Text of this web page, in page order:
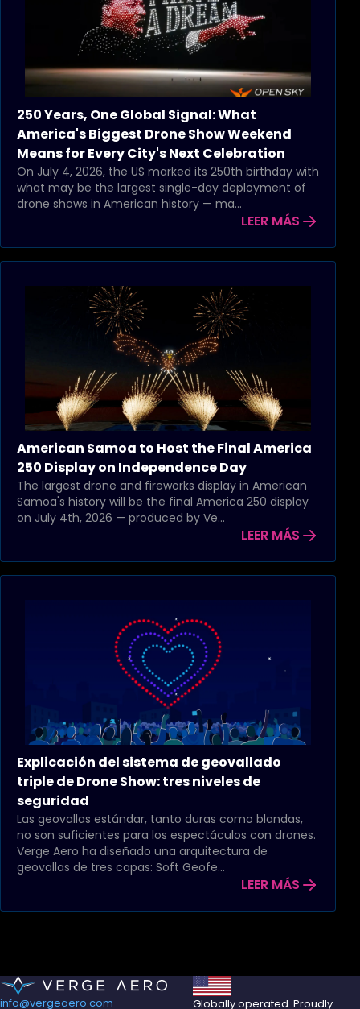
250 Years, One Global Signal: What
America's Biggest Drone Show Weekend
Means for Every City's Next Celebration
On July 4, 2026, the US marked its 250th birthday with
what may be the largest single-day deployment of
drone shows in American history — ma...
LEER MÁS
American Samoa to Host the Final America
250 Display on Independence Day
The largest drone and fireworks display in American
Samoa's history will be the final America 250 display
on July 4th, 2026 — produced by Ve...
LEER MÁS
Explicación del sistema de geovallado
triple de Drone Show: tres niveles de
seguridad
Las geovallas estándar, tanto duras como blandas,
no son suficientes para los espectáculos con drones.
Verge Aero ha diseñado una arquitectura de
geovallas de tres capas: Soft Geofe...
LEER MÁS
info@vergeaero.com Globally operated. Proudly